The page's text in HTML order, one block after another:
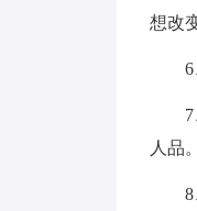
想改
人品。